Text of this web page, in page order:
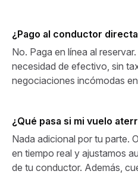
¿Pago al conductor
No. Paga en línea al
necesidad de efectivo, sin
negociaciones incómodas
¿Qué pasa si mi vuelo
Nada adicional por tu parte.
en tiempo real y ajustamos
de tu conductor. Además,